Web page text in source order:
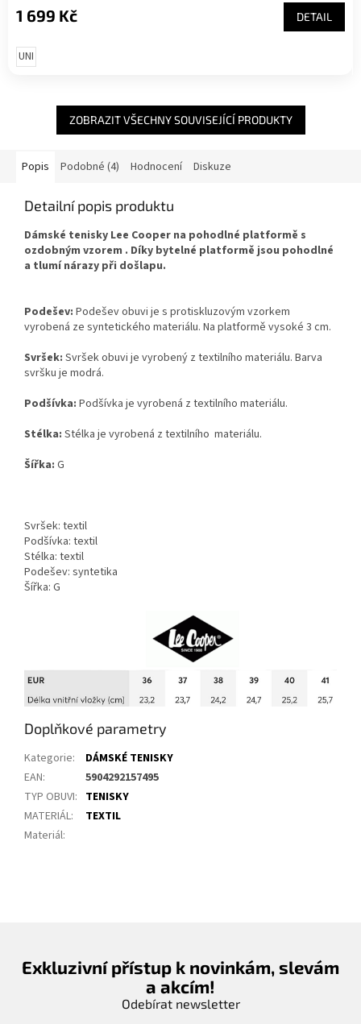
1 699 Kč DETAIL
UNI
ZOBRAZIT VŠECHNY SOUVISEJÍCÍ PRODUKTY
Popis Podobné (4) Hodnocení Diskuze
Detailní popis produktu
Dámské tenisky Lee Cooper na pohodlné platformě s
ozdobným vzorem . Díky bytelné platformě jsou pohodlné
a tlumí nárazy při došlapu.
Podešev: Podešev obuvi je s protiskluzovým vzorkem
vyrobená ze syntetického materiálu. Na platformě vysoké 3 cm.
Svršek: Svršek obuvi je vyrobený z textilního materiálu. Barva
svršku je modrá.
Podšívka: Podšívka je vyrobená z textilního materiálu.
Stélka: Stélka je vyrobená z textilního materiálu.
Šířka: G
Svršek: textil
Podšívka: textil
Stélka: textil
Podešev: syntetika
Šířka: G
Doplňkové parametry
Kategorie:
DÁMSKÉ TENISKY
EAN:
5904292157495
TYP OBUVI: TENISKY
MATERIÁL:
TEXTIL
Materiál:
Exkluzivní přístup k novinkám, slevám
a akcím!
Odebírat newsletter